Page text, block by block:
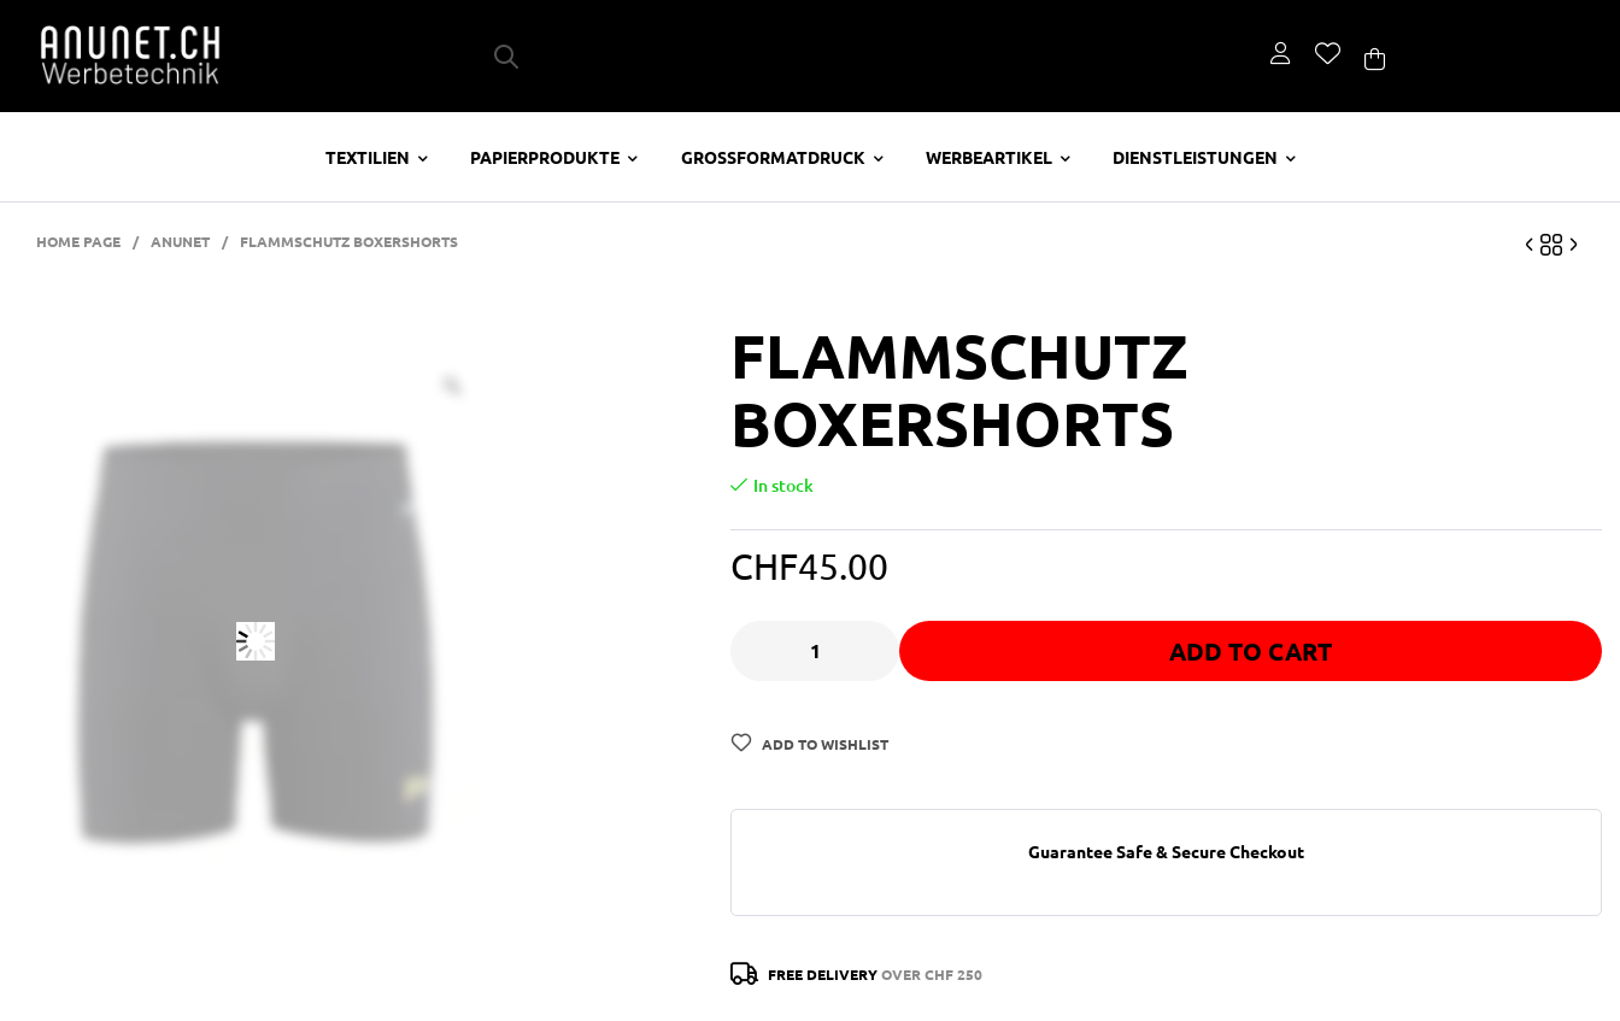
TEXTILIEN PAPIERPRODUKTE GROSSFORMATDRUCK WERBEARTIKEL DIENSTLEISTUNGEN
HOME PAGE / ANUNET / FLAMMSCHUTZ BOXERSHORTS
FLAMMSCHUTZ
BOXERSHORTS
In stock
CHF45.00
ADD TO CART
ADD TO WISHLIST
Guarantee Safe & Secure Checkout
FREE DELIVERYOVER CHF 250